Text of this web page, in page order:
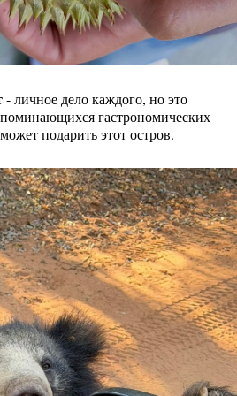
- личное дело каждого, но это
гастрономических
подарить этот остров.